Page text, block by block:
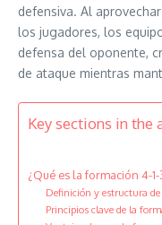
defensiva. Al
los jugadores, los
defensa del oponente,
de ataque mientras
Key sections in the
¿Qué es la formación 4-
Definición y estructura
Principios clave de la